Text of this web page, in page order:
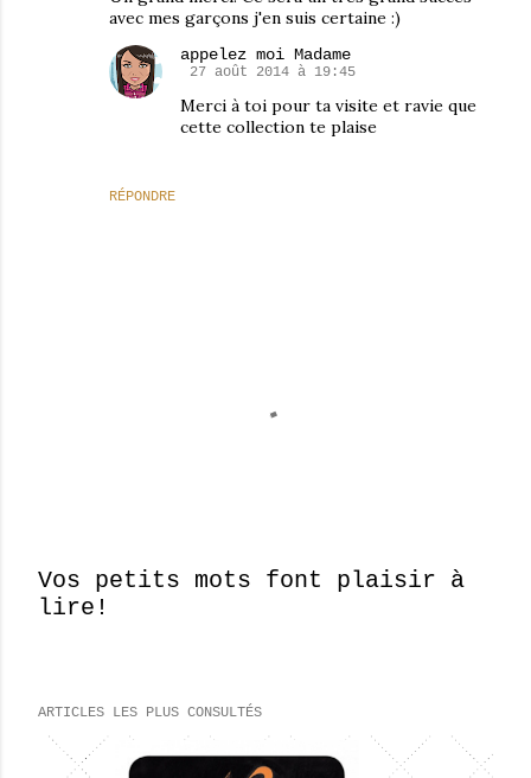
avec mes garçons j'en suis certaine :)
RÉPONDRE
appelez moi Madame
27 août 2014 à 19:45
Merci à toi pour ta visite et ravie que
cette collection te plaise
E
g
Vos petits mots font plaisir à
lire!
ARTICLES LES PLUS CONSULTÉS